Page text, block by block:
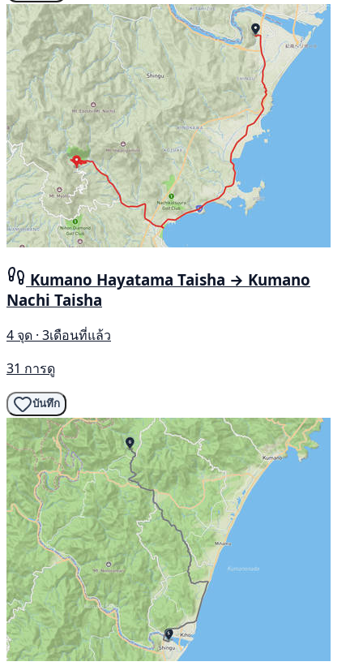
Kumano Hayatama Taisha → Kumano
Nachi Taisha
4 จุด · 3เดือนที่แล้ว
31 การดู
บันทึก